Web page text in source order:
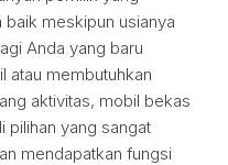
meskipun usianya
Anda yang baru
atau membutuhkan
aktivitas, mobil bekas
pilihan yang sangat
mendapatkan fungsi